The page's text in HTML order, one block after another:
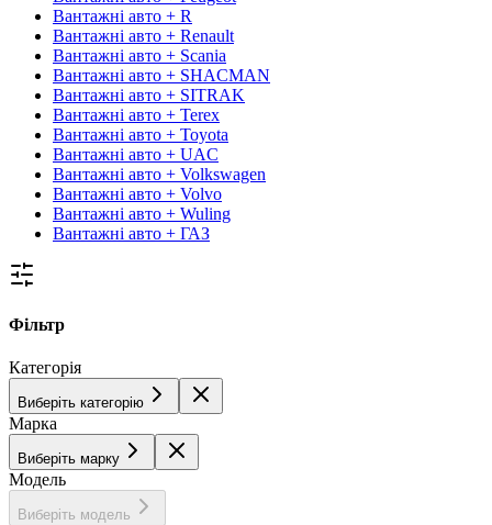
Вантажні авто + R
Вантажні авто + Renault
Вантажні авто + Scania
Вантажні авто + SHACMAN
Вантажні авто + SITRAK
Вантажні авто + Terex
Вантажні авто + Toyota
Вантажні авто + UAC
Вантажні авто + Volkswagen
Вантажні авто + Volvo
Вантажні авто + Wuling
Вантажні авто + ГАЗ
Фільтр
Категорія
Виберіть категорію
Марка
Виберіть марку
Модель
Виберіть модель